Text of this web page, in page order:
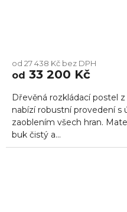
od 27 438 Kč bez DPH
od 33 200 Kč
Dřevěná rozkládací postel
nabízí robustní provedení s
zaoblením všech hran.
buk čistý a...